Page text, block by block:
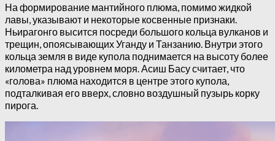
На формирование мантийного плюма, помимо жидкой
лавы, указывают и некоторые косвенные признаки.
Ньирагонго высится посреди большого кольца вулканов и
трещин, опоясывающих Уганду и Танзанию. Внутри этого
кольца земля в виде купола поднимается на высоту более
километра над уровнем моря. Асиш Басу считает, что
«голова» плюма находится в центре этого купола,
подталкивая его вверх, словно воздушный пузырь корку
пирога.